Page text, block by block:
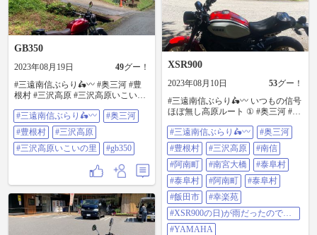
GB350
2023年08月19日 49グー！
#三遠南信ぶらり🛵〰️ #奥三河 #豊
根村 #三沢高原 #三沢高原いこいの
テニスコートと受付(若者センター)
④多目的グラウンド #GB350
#三遠南信ぶらり🛵〰️
#奥三河
#豊根村
#三沢高原
#三沢高原いこいの里
#gb350
XSR900
2023年08月10日 53グー！
#三遠南信ぶらり🛵〰️ いつもの信号
ほぼ無し高原ルート ① #奥三河 #豊
ーブ ② #南信 ↓#阿南町 #南宮大橋
↑#泰阜村 天龍川 ③ #泰阜村 から #
阿南町 富草を📷✨ ④ #泰阜村 🪷蓮
🪷 ⑤ #飯田市 #幸楽苑 🍜＆クーポン
で無料🥟 9日(は #XSR900の日)が雨
だったので繰越 11日(山の日)→山派
→#YAMAHA を前倒し 本日走行
125km🏍³₃ ⛽️5.4㍑1010円 💨燃費表
示25.6km/㍑ →燃費計算22.7km/㍑
(89.0%)
#三遠南信ぶらり🛵〰️
#奥三河
#豊根村
#三沢高原
#南信
#阿南町
#南宮大橋
#泰阜村
#泰阜村
#阿南町
#泰阜村
#飯田市
#幸楽苑
#XSR900の日)が雨だったので繰
越
#YAMAHA